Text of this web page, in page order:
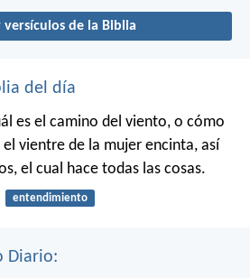
versículos de la Biblia
del día
es el camino del viento, o cómo
vientre de la mujer encinta, así
el cual hace todas las cosas.
entendimiento
Diario: